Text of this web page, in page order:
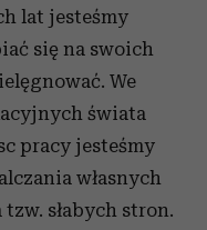
lat jesteśmy
się na swoich
We
świata
pracy jesteśmy
własnych
słabych stron.